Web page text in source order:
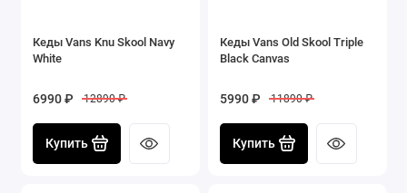
Кеды Vans Knu Skool Navy
White
6990 ₽ 12890 ₽
Купить
Кеды Vans Old Skool Triple
Black Canvas
5990 ₽ 11890 ₽
Купить